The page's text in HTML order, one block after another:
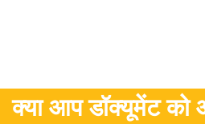
क्या आप डॉक्यूमेंट